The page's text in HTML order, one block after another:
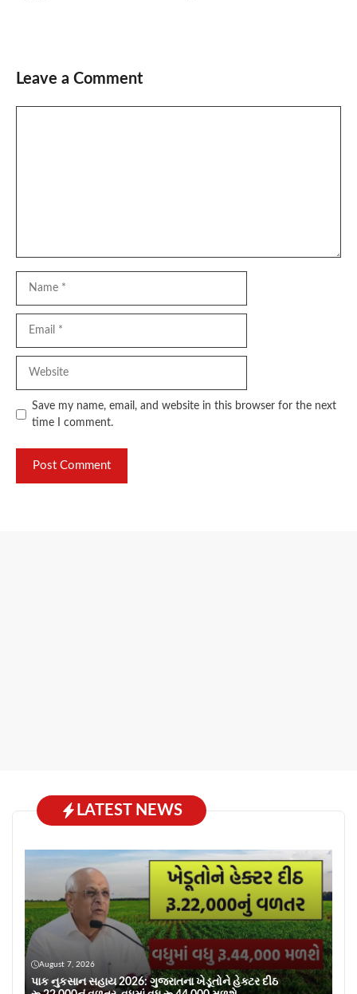
Leave a Comment
Save my name, email, and website in this browser for the next
time I comment.
LATEST NEWS
August 7, 2026
પાક નુકસાન સહાય 2026: ગુજરાતના ખેડૂતોને હેક્ટર દીઠ